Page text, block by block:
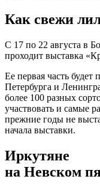
Как свежи
С 17 по 22 августа в
проходит выставка
Ее первая часть
Петербурга и
более 100 разных
участвовать и самые
прежние годы не
начала выставки.
Иркутяне
на Невском